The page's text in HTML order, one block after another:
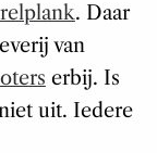
. Daar
van
erbij. Is
uit. Iedere